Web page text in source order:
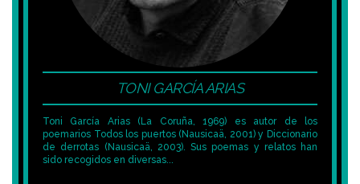
TONI GARCÍA ARIAS
Toni García Arias (La Coruña, 1969) es autor de los
poemarios Todos los puertos (Nausicaä, 2001) y Diccionario
de derrotas (Nausicaä, 2003). Sus poemas y relatos han
sido recogidos en diversas...